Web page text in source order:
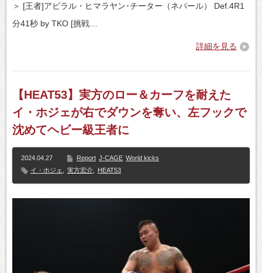
＞ [王者]アビラル・ヒマラヤン･チーター（ネパール） Def.4R1
分41秒 by TKO [挑戦…
詳細を見る
【HEAT53】実方のロー＆カーフを耐えた
イ・ホジェが右でダウンを奪い、左フックで
沈めてヘビー級王者に
2024.04.27 Report J-CAGE World kicks
イ・ホジェ
実方宏介 HEAT53